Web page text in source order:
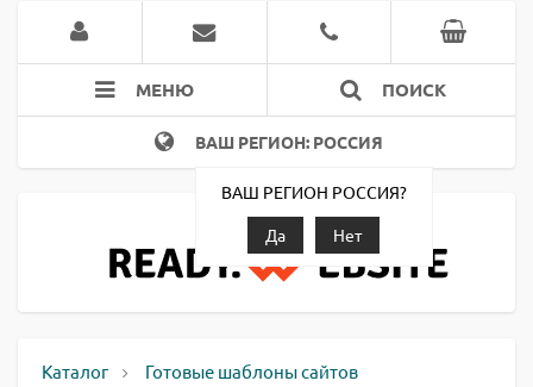
МЕНЮ ПОИСК
ВАШ РЕГИОН: РОССИЯ
ВАШ РЕГИОН РОССИЯ?
Да
Нет
Каталог Готовые шаблоны сайтов